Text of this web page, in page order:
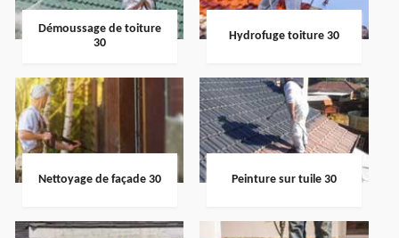
Démoussage de toiture
30
Hydrofuge toiture 30
Nettoyage de façade 30 Peinture sur tuile 30